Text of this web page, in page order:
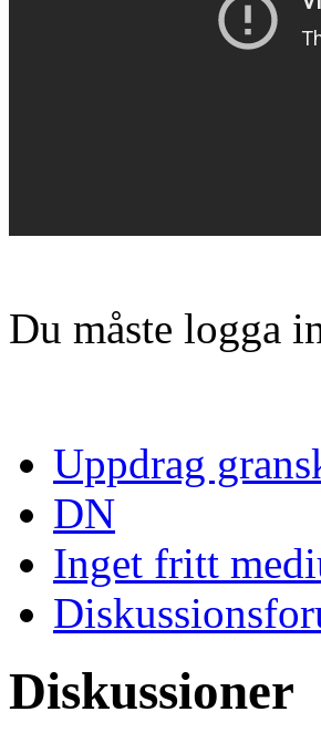
Du måste logga
Uppdrag
DN
Inget fritt
Diskussioner